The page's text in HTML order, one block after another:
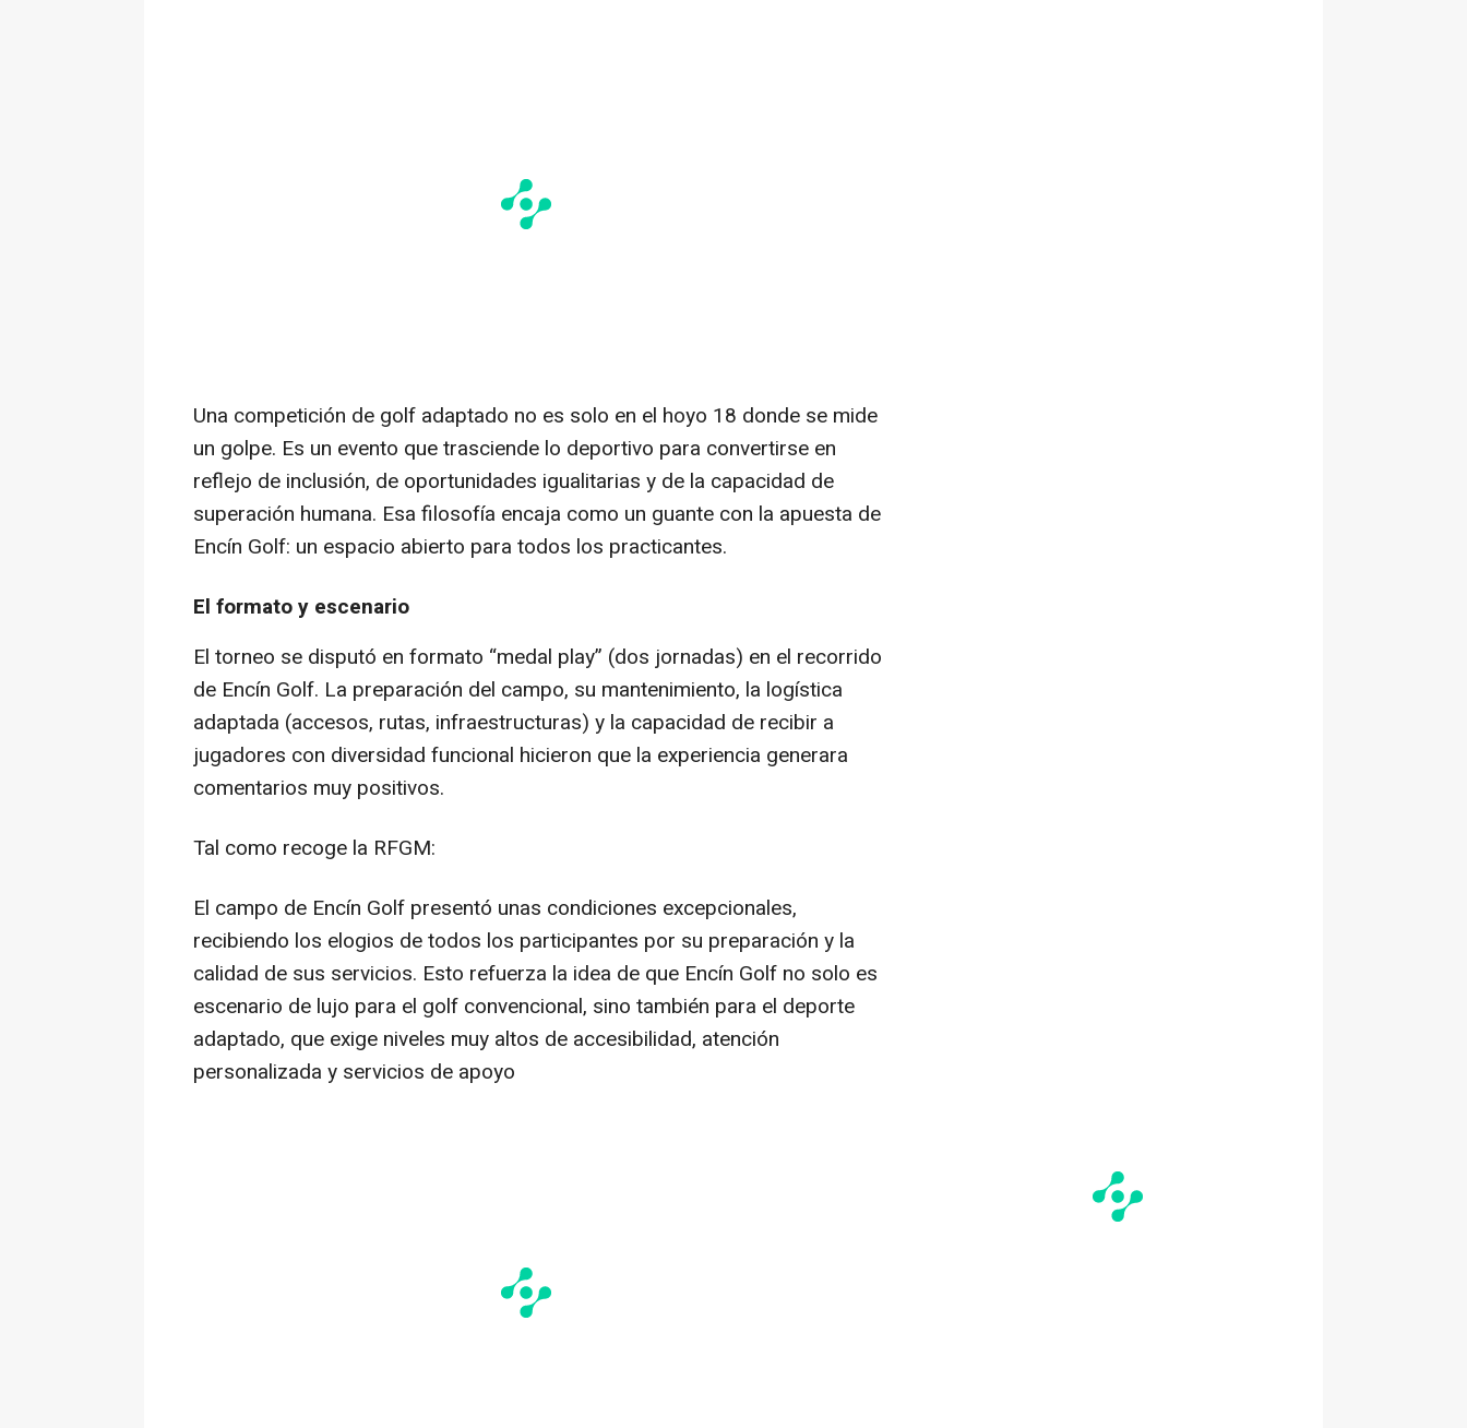
Una competición de golf adaptado no es solo en el hoyo 18 donde se mide
un golpe. Es un evento que trasciende lo deportivo para convertirse en
reflejo de inclusión, de oportunidades igualitarias y de la capacidad de
superación humana. Esa filosofía encaja como un guante con la apuesta de
Encín Golf: un espacio abierto para todos los practicantes.
El formato y escenario
El torneo se disputó en formato “medal play” (dos jornadas) en el recorrido
de Encín Golf. La preparación del campo, su mantenimiento, la logística
adaptada (accesos, rutas, infraestructuras) y la capacidad de recibir a
jugadores con diversidad funcional hicieron que la experiencia generara
comentarios muy positivos.
Tal como recoge la RFGM:
El campo de Encín Golf presentó unas condiciones excepcionales,
recibiendo los elogios de todos los participantes por su preparación y la
calidad de sus servicios. Esto refuerza la idea de que Encín Golf no solo es
escenario de lujo para el golf convencional, sino también para el deporte
adaptado, que exige niveles muy altos de accesibilidad, atención
personalizada y servicios de apoyo